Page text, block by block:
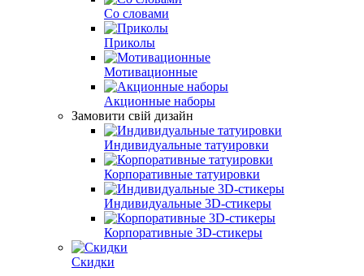
Со словами
Приколы
Мотивационные
Акционные наборы
Замовити свій дизайн
Индивидуальные татуировки
Корпоративные татуировки
Индивидуальные 3D-стикеры
Корпоративные 3D-стикеры
Скидки